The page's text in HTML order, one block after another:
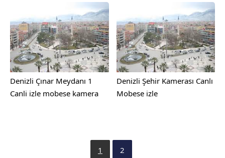
Denizli Çınar Meydanı 1
Canli izle mobese kamera
Denizli Şehir Kamerası Canlı
Mobese izle
1 2